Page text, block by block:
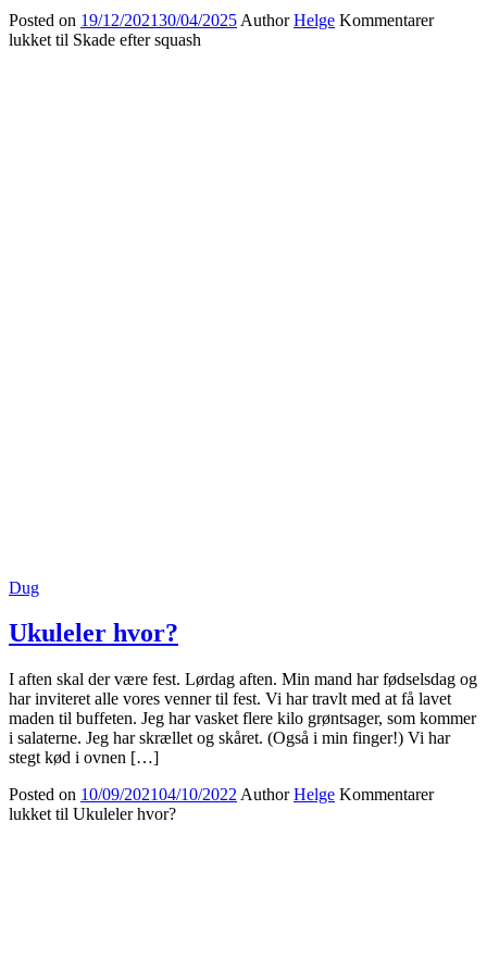
Posted on 19/12/202130/04/2025 Author Helge Kommentarer
lukket til Skade efter squash
Dug
Ukuleler hvor?
I aften skal der være fest. Lørdag aften. Min mand har fødselsdag og
har inviteret alle vores venner til fest. Vi har travlt med at få lavet
maden til buffeten. Jeg har vasket flere kilo grøntsager, som kommer
i salaterne. Jeg har skrællet og skåret. (Også i min finger!) Vi har
stegt kød i ovnen […]
Posted on 10/09/202104/10/2022 Author Helge Kommentarer
lukket til Ukuleler hvor?